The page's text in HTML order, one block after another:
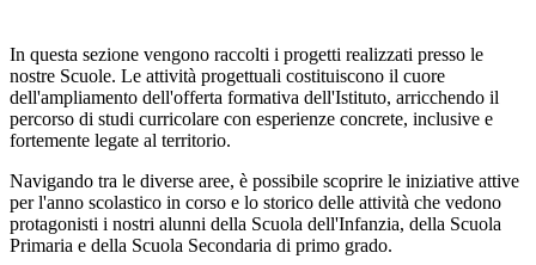
In questa sezione vengono raccolti i progetti realizzati presso le
nostre Scuole. Le attività progettuali costituiscono il cuore
dell'ampliamento dell'offerta formativa dell'Istituto, arricchendo il
percorso di studi curricolare con esperienze concrete, inclusive e
fortemente legate al territorio.
Navigando tra le diverse aree, è possibile scoprire le iniziative attive
per l'anno scolastico in corso e lo storico delle attività che vedono
protagonisti i nostri alunni della Scuola dell'Infanzia, della Scuola
Primaria e della Scuola Secondaria di primo grado.